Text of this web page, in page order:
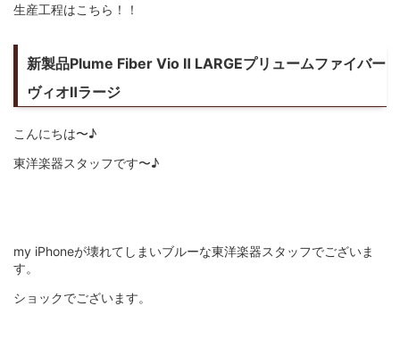
生産工程はこちら！！
新製品Plume Fiber Vio Ⅱ LARGEプリュームファイバー
ヴィオⅡラージ
こんにちは〜♪
東洋楽器スタッフです〜♪
my iPhoneが壊れてしまいブルーな東洋楽器スタッフでございま
す。
ショックでございます。